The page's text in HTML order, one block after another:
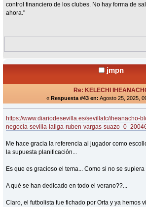
control financiero de los clubes. No hay forma de
ahora."
jmpn
Re: KELECHI
« Respuesta #43 en: Agosto 25, 2025,
https://www.diariodesevilla.es/sevillafc/iheanacho-
negocia-sevilla-laliga-ruben-vargas-
Me hace gracia la referencia al jugador como
la supuesta planificación...
Es que es gracioso el tema... Como si no se
A qué se han dedicado en todo el verano??...
Claro, el futbolista fue fichado por Orta y ya hemos